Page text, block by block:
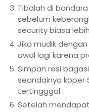
Tibalah di
sebelum
security biasa
Jika mudik
awal lagi karena
Simpan resi
seandainya koper
tertingggal.
Setelah